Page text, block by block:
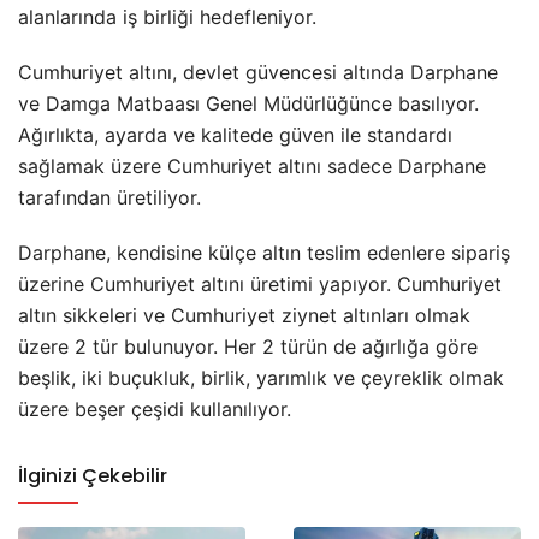
alanlarında iş birliği hedefleniyor.
Cumhuriyet altını, devlet güvencesi altında Darphane
ve Damga Matbaası Genel Müdürlüğünce basılıyor.
Ağırlıkta, ayarda ve kalitede güven ile standardı
sağlamak üzere Cumhuriyet altını sadece Darphane
tarafından üretiliyor.
Darphane, kendisine külçe altın teslim edenlere sipariş
üzerine Cumhuriyet altını üretimi yapıyor. Cumhuriyet
altın sikkeleri ve Cumhuriyet ziynet altınları olmak
üzere 2 tür bulunuyor. Her 2 türün de ağırlığa göre
beşlik, iki buçukluk, birlik, yarımlık ve çeyreklik olmak
üzere beşer çeşidi kullanılıyor.
İlginizi Çekebilir